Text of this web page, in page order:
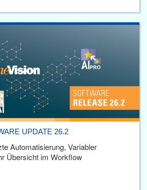
UPDATE 26.2
Automatisierung, Variabler
Übersicht im Workflow